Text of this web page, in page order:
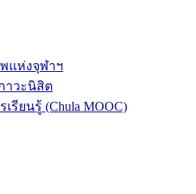
แห่งจุฬาฯ
าวะนิสิต
รียนรู้ (Chula MOOC)